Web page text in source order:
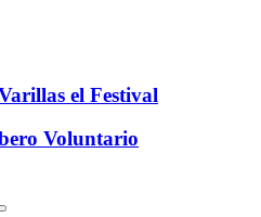
el Festival
Voluntario